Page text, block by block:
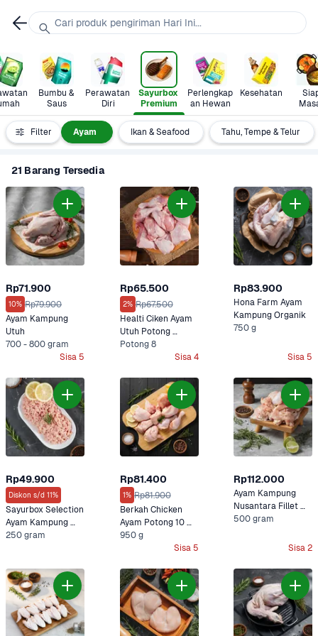
Bumbu &
Saus
Perawatan
Diri
Sayurbox
Premium
Perlengkap
an Hewan
Kesehatan
Filter
Daging Ayam Ikan & Seafood Tahu, Tempe & Telur
21 Barang Tersedia
Rp71.900
10% Rp79.900
Ayam Kampung
Utuh
700 - 800 gram
Sisa 5
Rp65.500
2% Rp67.500
Healti Ciken Ayam
Utuh Potong
Probiotik 950 gram
Potong 8
Sisa 4
Rp83.900
Hona Farm Ayam
Kampung Organik
750 g
Sisa 5
Rp49.900
Diskon s/d 11%
Sayurbox Selection
Ayam Kampung
Giling
250 gram
Rp81.400
1% Rp81.900
Berkah Chicken
Ayam Potong 10
Probiotik Organik
950 g
Sisa 5
Rp112.000
Ayam Kampung
Nusantara Fillet
Paha Ayam
500 gram
Sisa 2
Cari produk pengiriman Hari Ini...